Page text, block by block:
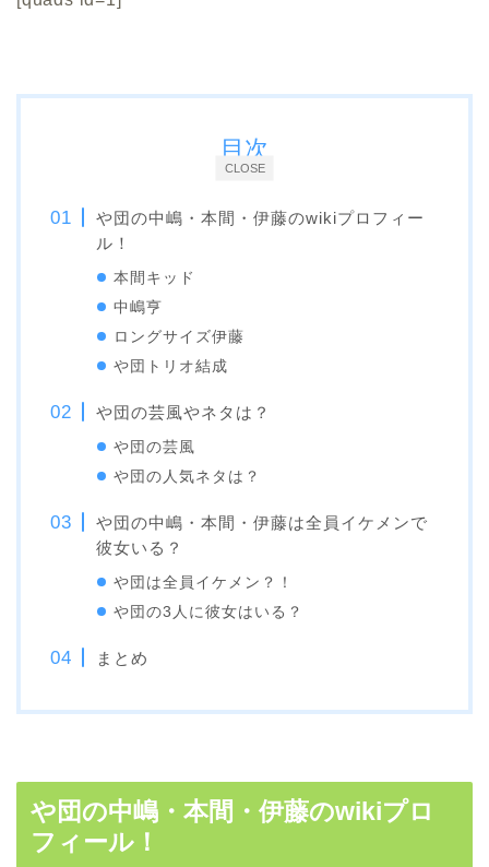
CLOSE
目次
や団の中嶋・本間・伊藤のwikiプロフィー
ル！
本間キッド
中嶋亨
ロングサイズ伊藤
や団トリオ結成
や団の芸風やネタは？
や団の芸風
や団の人気ネタは？
や団の中嶋・本間・伊藤は全員イケメンで
彼女いる？
や団は全員イケメン？！
や団の3人に彼女はいる？
まとめ
や団の中嶋・本間・伊藤のwikiプロ
フィール！